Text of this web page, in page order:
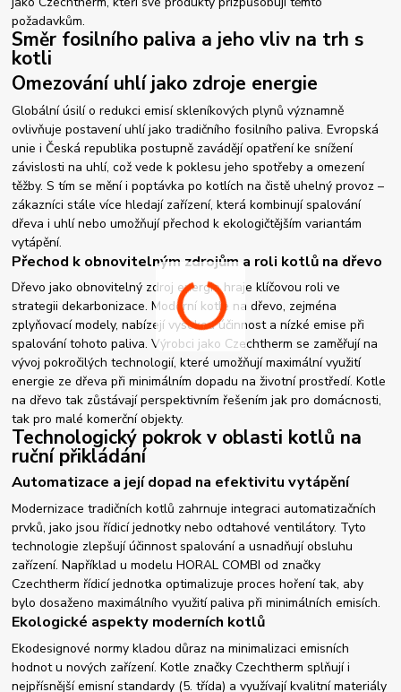
požadavkům.
Směr fosilního paliva a jeho vliv na trh s
kotli
Omezování uhlí jako zdroje energie
Globální úsilí o redukci emisí skleníkových plynů významně
ovlivňuje postavení uhlí jako tradičního fosilního paliva. Evropská
unie i Česká republika postupně zavádějí opatření ke snížení
závislosti na uhlí, což vede k poklesu jeho spotřeby a omezení
těžby. S tím se mění i poptávka po kotlích na čistě uhelný provoz –
zákazníci stále více hledají zařízení, která kombinují spalování
dřeva i uhlí nebo umožňují přechod k ekologičtějším variantám
vytápění.
Přechod k obnovitelným zdrojům a roli kotlů na dřevo
Dřevo jako obnovitelný zdroj energie hraje klíčovou roli ve
strategii dekarbonizace. Moderní kotle na dřevo, zejména
zplyňovací modely, nabízejí vysokou účinnost a nízké emise při
spalování tohoto paliva. Výrobci jako Czechtherm se zaměřují na
vývoj pokročilých technologií, které umožňují maximální využití
energie ze dřeva při minimálním dopadu na životní prostředí. Kotle
na dřevo tak zůstávají perspektivním řešením jak pro domácnosti,
tak pro malé komerční objekty.
Technologický pokrok v oblasti kotlů na
ruční přikládání
Automatizace a její dopad na efektivitu vytápění
Modernizace tradičních kotlů zahrnuje integraci automatizačních
prvků, jako jsou řídicí jednotky nebo odtahové ventilátory. Tyto
technologie zlepšují účinnost spalování a usnadňují obsluhu
zařízení. Například u modelu HORAL COMBI od značky
Czechtherm řídicí jednotka optimalizuje proces hoření tak, aby
bylo dosaženo maximálního využití paliva při minimálních emisích.
Ekologické aspekty moderních kotlů
Ekodesignové normy kladou důraz na minimalizaci emisních
hodnot u nových zařízení. Kotle značky Czechtherm splňují i
nejpřísnější emisní standardy (5. třída) a využívají kvalitní materiály